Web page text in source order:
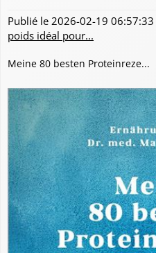
Publié le 2026-02-19 06:57:33
poids idéal pour...
Meine 80 besten Proteinreze...